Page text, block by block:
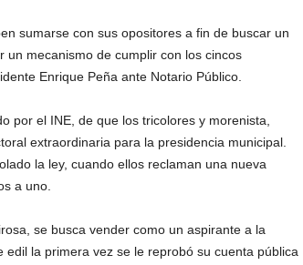
sumarse con sus opositores a fin de buscar un
mecanismo de cumplir con los cincos
Enrique Peña ante Notario Público.
por el INE, de que los tricolores y morenista,
extraordinaria para la presidencia municipal.
la ley, cuando ellos reclaman una nueva
a uno.
se busca vender como un aspirante a la
la primera vez se le reprobó su cuenta pública